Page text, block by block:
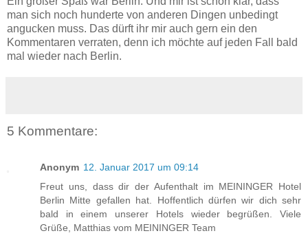
man sich noch hunderte von anderen Dingen unbedingt
angucken muss. Das dürft ihr mir auch gern ein den
Kommentaren verraten, denn ich möchte auf jeden Fall bald
mal wieder nach Berlin.
5 Kommentare:
Anonym 12. Januar 2017 um 09:14
Freut uns, dass dir der Aufenthalt im MEININGER Hotel
Berlin Mitte gefallen hat. Hoffentlich dürfen wir dich sehr
bald in einem unserer Hotels wieder begrüßen. Viele
Grüße, Matthias vom MEININGER Team